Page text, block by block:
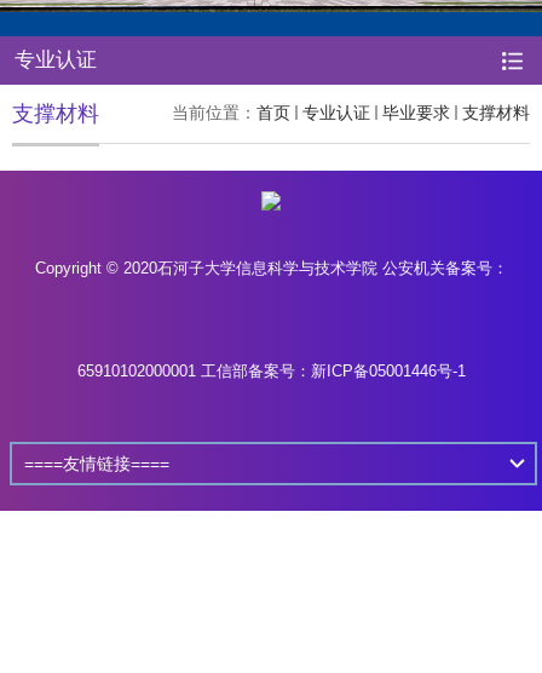
专业认证
当前位置： 首页 专业认证 毕业要求 支撑材料
支撑材料
Copyright © 2020石河子大学信息科学与技术学院 公安机关备案号：
65910102000001 工信部备案号：新ICP备05001446号-1
====友情链接====